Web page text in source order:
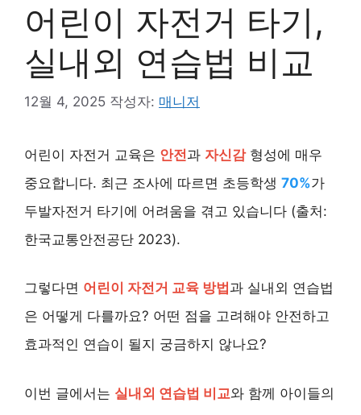
어린이 자전거 타기,
실내외 연습법 비교
12월 4, 2025 작성자: 매니저
어린이 자전거 교육은 안전과 자신감형성에 매우
중요합니다. 최근 조사에 따르면 초등학생 70%가
두발자전거 타기에 어려움을 겪고 있습니다 (출처:
한국교통안전공단 2023).
그렇다면 어린이 자전거 교육 방법 과 실내외 연습법
은 어떻게 다를까요? 어떤 점을 고려해야 안전하고
효과적인 연습이 될지 궁금하지 않나요?
이번 글에서는 실내외 연습법 비교와 함께 아이들의